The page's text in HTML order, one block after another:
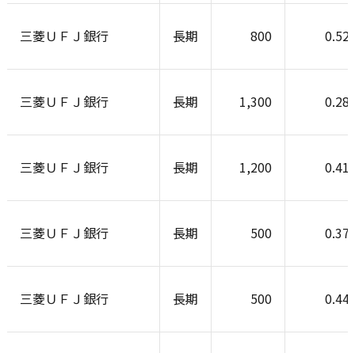
三菱ＵＦＪ銀行 長期 800
三菱ＵＦＪ銀行 長期 1,300
三菱ＵＦＪ銀行 長期 1,200
三菱ＵＦＪ銀行 長期 500
三菱ＵＦＪ銀行 長期 500